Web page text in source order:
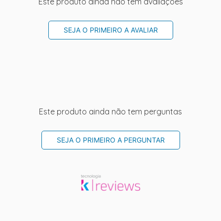
SEJA O PRIMEIRO A AVALIAR
Este produto ainda não tem perguntas
SEJA O PRIMEIRO A PERGUNTAR